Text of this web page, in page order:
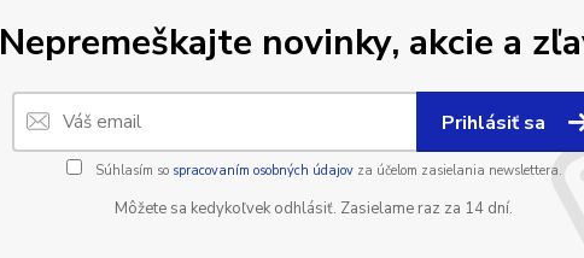
Nepremeškajte novinky, akcie a
Prihlásiť sa
Súhlasím so spracovaním osobných údajovza účelom zasielania newslettera.
Môžete sa kedykoľvek odhlásiť. Zasielame raz za 14 dní.